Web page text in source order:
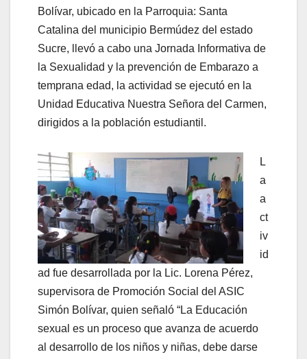
Bolívar, ubicado en la Parroquia: Santa
Catalina del municipio Bermúdez del estado
Sucre, llevó a cabo una Jornada Informativa de
la Sexualidad y la prevención de Embarazo a
temprana edad, la actividad se ejecutó en la
Unidad Educativa Nuestra Señora del Carmen,
dirigidos a la población estudiantil.
L
a
a
ct
iv
id
ad fue desarrollada por la Lic. Lorena Pérez,
supervisora de Promoción Social del ASIC
Simón Bolívar, quien señaló “La Educación
sexual es un proceso que avanza de acuerdo
al desarrollo de los niños y niñas, debe darse